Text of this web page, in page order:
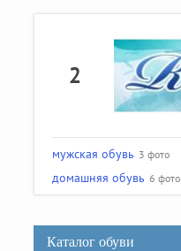
2
мужская обувь 3 фото
домашняя обувь 6 фото
Каталог обуви